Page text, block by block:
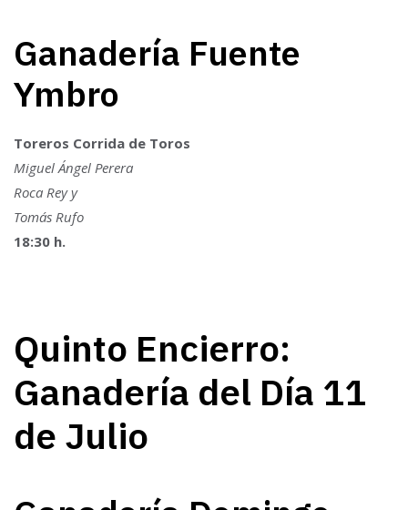
Ganadería Fuente
Ymbro
Toreros Corrida de Toros
Miguel Ángel Perera
Roca Rey y
Tomás Rufo
18:30 h.
Quinto Encierro:
Ganadería del Día 11
de Julio